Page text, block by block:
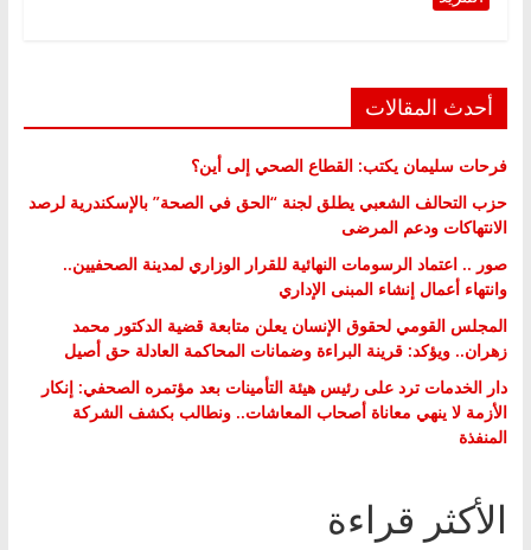
أحدث المقالات
فرحات سليمان يكتب: القطاع الصحي إلى أين؟
حزب التحالف الشعبي يطلق لجنة “الحق في الصحة” بالإسكندرية لرصد
الانتهاكات ودعم المرضى
صور .. اعتماد الرسومات النهائية للقرار الوزاري لمدينة الصحفيين..
وانتهاء أعمال إنشاء المبنى الإداري
المجلس القومي لحقوق الإنسان يعلن متابعة قضية الدكتور محمد
زهران.. ويؤكد: قرينة البراءة وضمانات المحاكمة العادلة حق أصيل
دار الخدمات ترد على رئيس هيئة التأمينات بعد مؤتمره الصحفي: إنكار
الأزمة لا ينهي معاناة أصحاب المعاشات.. ونطالب بكشف الشركة
المنفذة
الأكثر قراءة